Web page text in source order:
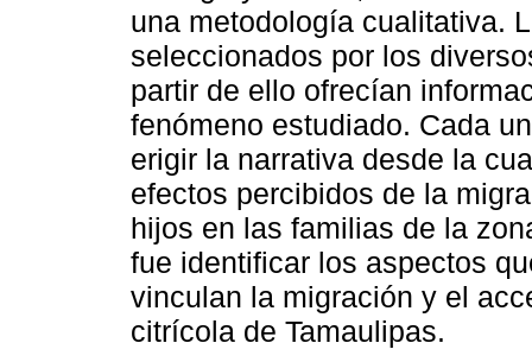
una metodología cualitativa.
seleccionados por los
partir de ello ofrecían
fenómeno estudiado. Cada
erigir la narrativa desde la
efectos percibidos de la
hijos en las familias de la
fue identificar los aspectos
vinculan la migración y el
citrícola de Tamaulipas.